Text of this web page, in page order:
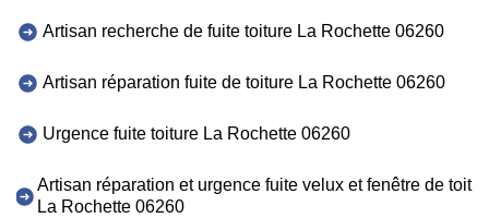
Artisan recherche de fuite toiture La Rochette 06260
Artisan réparation fuite de toiture La Rochette 06260
Urgence fuite toiture La Rochette 06260
Artisan réparation et urgence fuite velux et fenêtre de toit
La Rochette 06260